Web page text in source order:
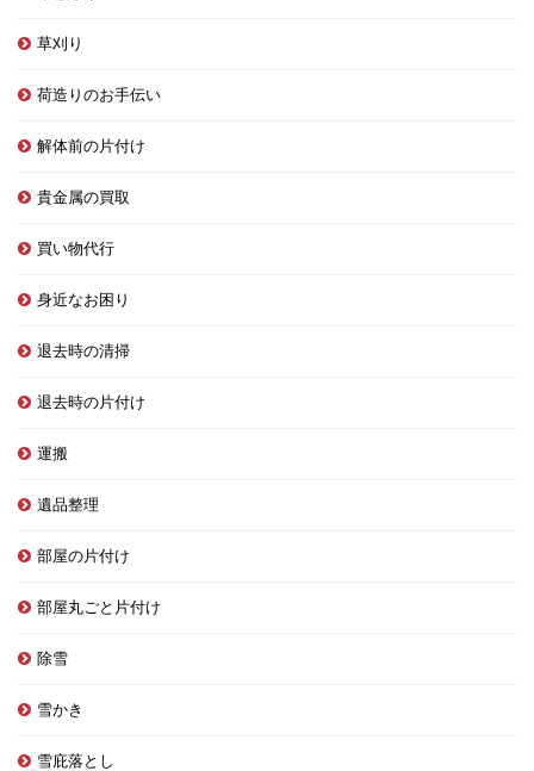
草刈り
荷造りのお手伝い
解体前の片付け
貴金属の買取
買い物代行
身近なお困り
退去時の清掃
退去時の片付け
運搬
遺品整理
部屋の片付け
部屋丸ごと片付け
除雪
雪かき
雪庇落とし